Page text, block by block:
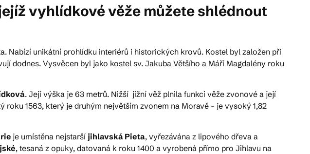
vyhlídkové věže můžete shlédnout
Nabízí unikátní prohlídku interiérů i historických krovů. Kostel byl založen při
dodnes. Vysvěcen byl jako kostel sv. Jakuba Většího a Máří Magdalény roku
. Její výška je 63 metrů. Nižší jižní věž plnila funkci věže zvonové a její
roku 1563, který je druhým největším zvonem na Moravě - je vysoký 1,82
je umístěna nejstarší jihlavská Pieta, vyřezávána z lipového dřeva a
, tesaná z opuky, datovaná k roku 1400 a vyrobená přímo pro Jihlavu na